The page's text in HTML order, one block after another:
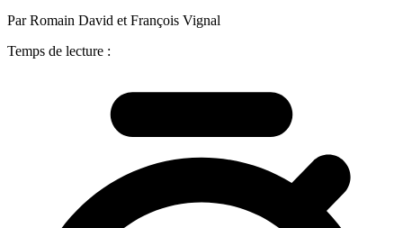
Par Romain David et François Vignal
Temps de lecture :